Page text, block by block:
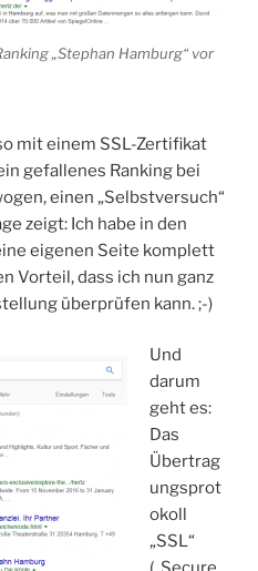
„Stephan Hamburg“ vor
mit einem SSL-Zertifikat
gefallenes Ranking bei
einen „Selbstversuch“
zeigt: Ich habe in den
eigenen Seite komplett
Vorteil, dass ich nun ganz
überprüfen kann. ;-)
Und
darum
geht es:
Das
Übertrag
ungsprot
okoll
„SSL“